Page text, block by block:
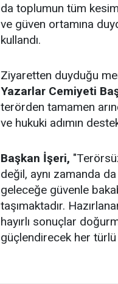
da toplumun tüm
ve güven ortamına
kullandı.
Ziyaretten duyduğu
Yazarlar Cemiyeti
terörden tamamen
ve hukuki adımın
Başkan İşeri,
değil, aynı zamanda
geleceğe güvenle
taşımaktadır.
hayırlı sonuçlar
güçlendirecek her